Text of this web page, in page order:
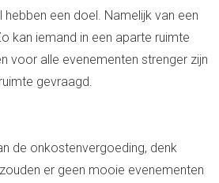
hebben een doel. Namelijk van een
kan iemand in een aparte ruimte
voor alle evenementen strenger zijn
gevraagd.
de onkostenvergoeding, denk
er geen mooie evenementen